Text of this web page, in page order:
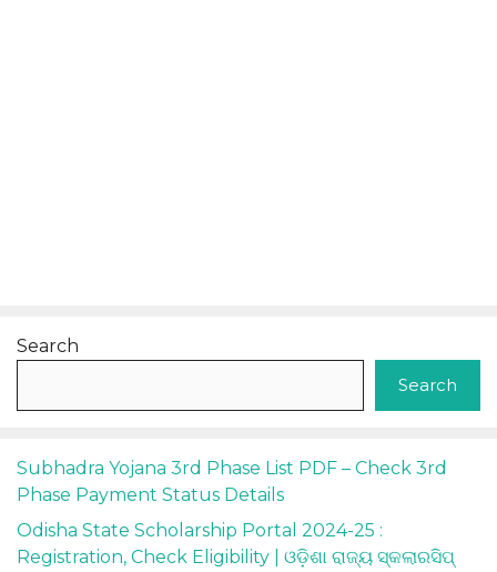
Search
Search
Subhadra Yojana 3rd Phase List PDF – Check 3rd
Phase Payment Status Details
Odisha State Scholarship Portal 2024-25 :
Registration, Check Eligibility | ଓଡ଼ିଶା ରାଜ୍ୟ ସ୍କଲାରସିପ୍